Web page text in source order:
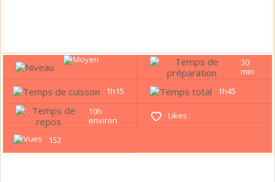
30
min
1h15
1h45
10h
environ
Likes :
152